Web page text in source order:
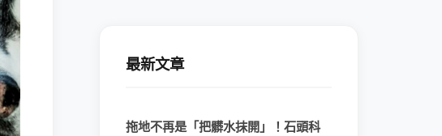
最新文章
拖地不再是「把髒水抹開」！石頭科